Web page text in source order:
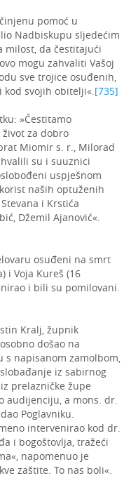
pomoć u
Nadbiskupu sljedećim
milost, da čestitajući
mogu zahvaliti Vašoj
sve trojice osuđenih,
svojih obitelji«. [735]
»Čestitamo
za dobro
Miomir s. r., Milorad
su i suuznici
uspješnom
naših optuženih
i Krstića
Džemil Ajanović«.
osuđeni na smrt
i Voja Kureš (16
i bili su pomilovani.
Kralj, župnik
došao na
napisanom zamolbom,
iz sabirnog
prelazničke župe
audijenciju, a mons. dr.
Poglavniku.
intervenirao kod dr.
i bogoštovlja, tražeći
napomenuo je
zaštite. To nas boli«.